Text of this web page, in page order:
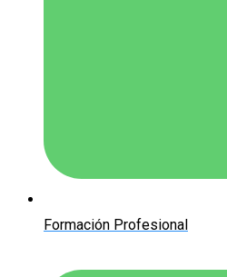
Formación Profesional